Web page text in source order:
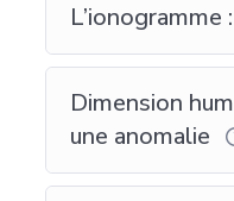
Dimension
une anomalie